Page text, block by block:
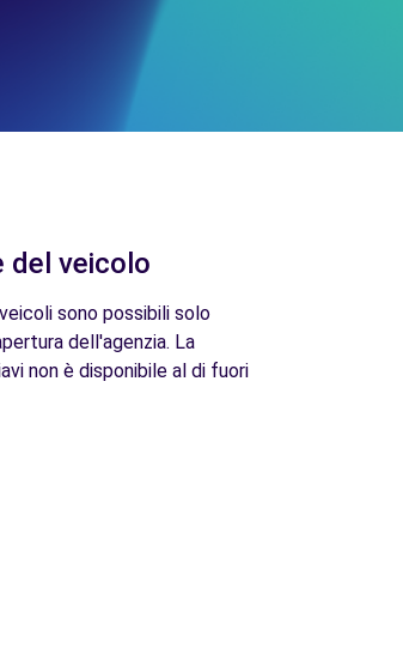
del veicolo
sono possibili solo
dell'agenzia. La
non è disponibile al di fuori